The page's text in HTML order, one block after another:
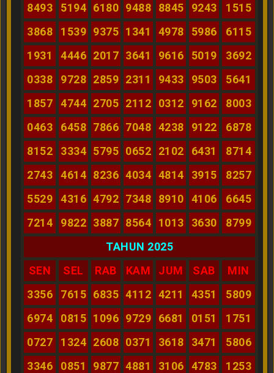
8493
5194 6180 9488 8845 9243
1515
3868
1539 9375 1341 4978 5986
6115
1931
4446 2017 3641 9616 5019
3692
0338
9728 2859 2311 9433 9503
5641
1857
4744 2705 2112 0312 9162
8003
0463
6458 7866 7048 4238 9122
6878
8152
3334 5795 0652 2102 6431
8714
2743
4614 8236 4034 4814 3915
8257
5529
4316 4792 7348 8910 4106
6645
7214
9822 3887 8564 1013 3630
8799
TAHUN 2025
SEN
SEL RAB KAM JUM SAB
MIN
3356
7615 6835 4112 4211 4351
5809
6974
0815 1096 9729 6681 0151
1751
0727
1324 2608 0371 3618 3471
5806
3346
0851 9877 4881 3106 4783
1253